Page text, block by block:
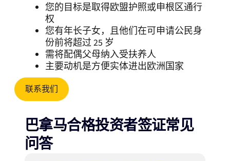
您的目标是取得欧盟护照或申根区通行
权
您有年长子女，且他们在可申请公民身
份前将超过 25 岁
需将配偶父母纳入受扶养人
主要动机是方便实体进出欧洲国家
联系我们
巴拿马合格投资者签证常见
问答